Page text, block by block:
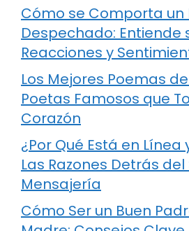
Cómo se Comporta un
Despechado: Entiende
Reacciones y
Los Mejores Poemas
Poetas Famosos que
Corazón
¿Por Qué Está en Línea
Las Razones Detrás
Mensajería
Cómo Ser un Buen